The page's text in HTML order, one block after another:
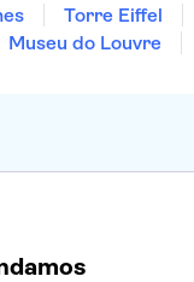
Torre Eiffel
Museu do Louvre